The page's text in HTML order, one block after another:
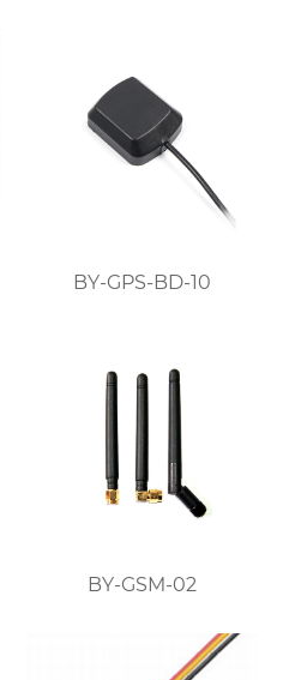
BY-GPS-BD-10
BY-GSM-02